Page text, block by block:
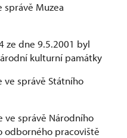
správě Muzea
ze dne 9.5.2001 byl
kulturní památky
ve správě Státního
ve správě Národního
odborného pracoviště